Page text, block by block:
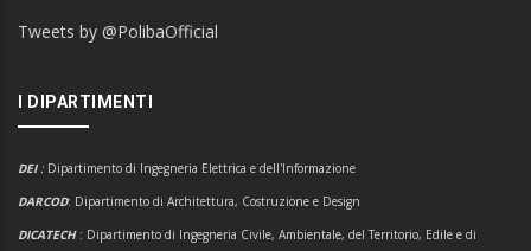
Tweets by @PolibaOfficial
I DIPARTIMENTI
DEI : Dipartimento di Ingegneria Elettrica e dell'Informazione
DARCOD: Dipartimento di Architettura, Costruzione e Design
DICATECH : Dipartimento di Ingegneria Civile, Ambientale, del Territorio, Edile e di